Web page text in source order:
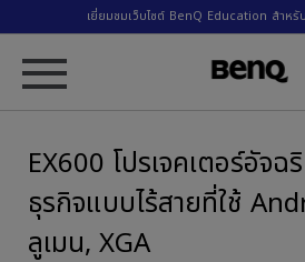
เยี่ยมชมเว็บไซต์ BenQ Education สำหรั
EX600 โปรเจคเตอร์อัจฉ
ธุรกิจแบบไร้สายที่ใช้
ลูเมน, XGA